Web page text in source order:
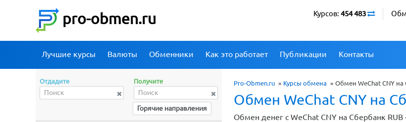
pro-obmen.ru Курсов: 454 483
Лучшие курсы Валюты Обменники Как это работает Публикации Контакты
Pro-Obmen.ru » Курсы обмена » Обмен WeChat CNY на
Обмен WeChat CNY на
Обмен денег с WeChat CNY на Сбербанк
Отдадите Получите
Горячие направления